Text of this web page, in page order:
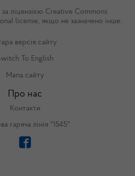
ліцензією Creative Commons
license, якщо не зазначено інше.
версія сайту
To English
Мапа сайту
Про нас
Контакти
гаряча лінія "1545"